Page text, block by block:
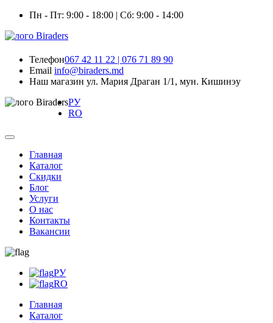
Пн - Пт: 9:00 - 18:00 | Сб: 9:00 - 14:00
Телефон067 42 11 22 | 076 71 89 90
Email info@biraders.md
Наш магазин ул. Мария Драган 1/1, мун. Кишинэу
РУ
RO
Главная
Каталог
Скидки
Блог
Услуги
О нас
Контакты
Вакансии
РУ
RO
Главная
Каталог